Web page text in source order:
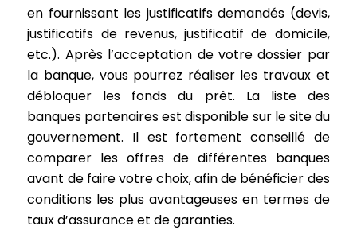
en fournissant les justificatifs demandés (devis,
justificatifs de revenus, justificatif de domicile,
etc.). Après l’acceptation de votre dossier par
la banque, vous pourrez réaliser les travaux et
débloquer les fonds du prêt. La liste des
banques partenaires est disponible sur le site du
gouvernement. Il est fortement conseillé de
comparer les offres de différentes banques
avant de faire votre choix, afin de bénéficier des
conditions les plus avantageuses en termes de
taux d’assurance et de garanties.